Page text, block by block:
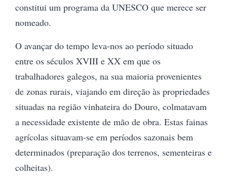
constitui um programa da UNESCO que merece ser
nomeado.
O avançar do tempo leva-nos ao período situado
entre os séculos XVIII e XX em que os
trabalhadores galegos, na sua maioria provenientes
de zonas rurais, viajando em direção às propriedades
situadas na região vinhateira do Douro, colmatavam
a necessidade existente de mão de obra. Estas fainas
agrícolas situavam-se em períodos sazonais bem
determinados (preparação dos terrenos, sementeiras e
colheitas).